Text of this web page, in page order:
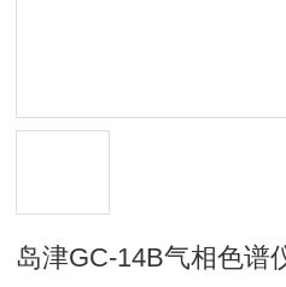
岛津GC-14B气相色谱